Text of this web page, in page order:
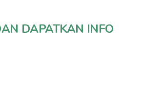
DAPATKAN INFO